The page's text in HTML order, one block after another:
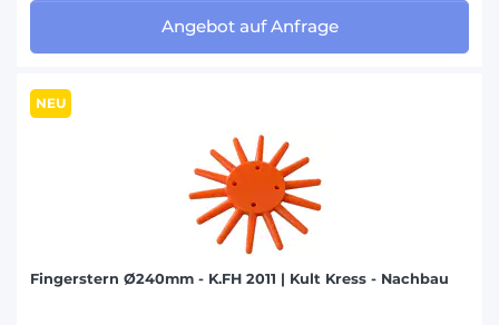
Angebot auf Anfrage
NEU
Fingerstern Ø240mm - K.FH 2011 | Kult Kress - Nachbau